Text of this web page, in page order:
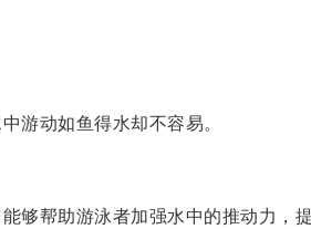
动如鱼得水却不容易。
帮助游泳者加强水中的推动力，提